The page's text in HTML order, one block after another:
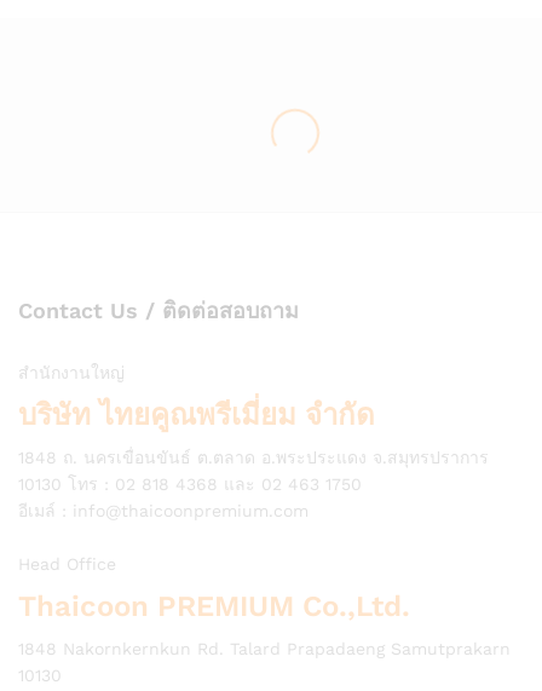
Contact Us / ติดต่อสอบถาม
สำนักงานใหญ่
บริษัท ไทยคูณพรีเมี่ยม จำกัด
1848 ถ. นครเขื่อนขันธ์ ต.ตลาด อ.พระประแดง จ.สมุทรปราการ
10130 โทร : 02 818 4368 และ 02 463 1750
อีเมล์ : info@thaicoonpremium.com
Head Office
Thaicoon PREMIUM Co.,Ltd.
1848 Nakornkernkun Rd. Talard Prapadaeng Samutprakarn
10130